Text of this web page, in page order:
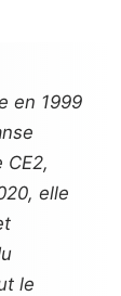
en 1999
elle
le